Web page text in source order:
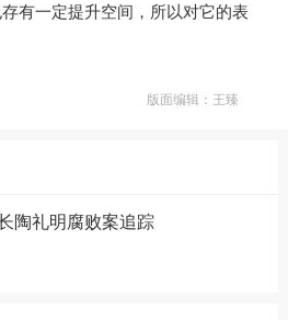
有一定提升空间，所以对它的表
版面编辑：王臻
陶礼明腐败案追踪